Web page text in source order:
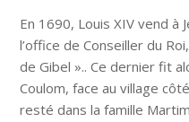
En 1690, Louis XIV vend à
l’office de Conseiller du
de Gibel ».. Ce dernier fit
Coulom, face au village
resté dans la famille